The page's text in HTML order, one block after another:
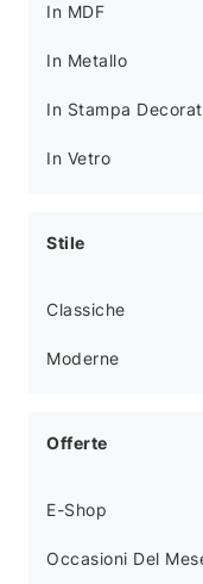
In MDF
In Metallo
In Stampa
In Vetro
Stile
Classiche
Moderne
Offerte
E-Shop
Occasioni Del